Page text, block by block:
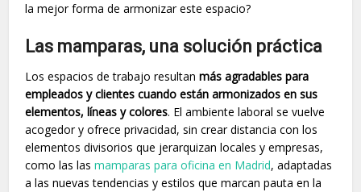
la mejor forma de armonizar este espacio?
Las mamparas, una solución práctica
Los espacios de trabajo resultanmás agradables para
empleados y clientes cuando están armonizados en sus
elementos, líneas y colores. El ambiente laboral se vuelve
acogedor y ofrece privacidad, sin crear distancia con los
elementos divisorios que jerarquizan locales y empresas,
como las lasmamparas para oficina en Madrid, adaptadas
a las nuevas tendencias y estilos que marcan pauta en la